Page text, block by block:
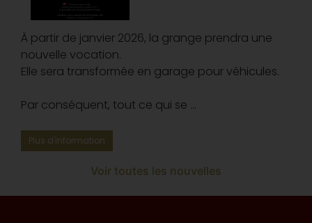
À partir de janvier 2026, la grange prendra une
nouvelle vocation.
Elle sera transformée en garage pour véhicules.
Par conséquent, tout ce qui se ...
Plus d'information
Voir toutes les nouvelles